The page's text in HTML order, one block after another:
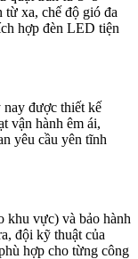
xa, chế độ gió đa
hợp đèn LED tiện
nay được thiết kế
vận hành êm ái,
yêu cầu yên tĩnh
khu vực) và bảo hành
đội kỹ thuật của
hợp cho từng công